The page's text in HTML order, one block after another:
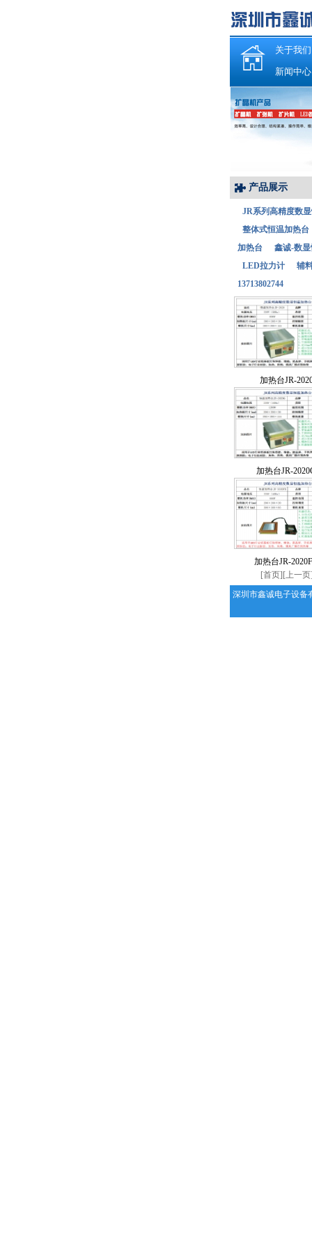
关于我们
新闻中心
产品展示
JR系列高精度数
整体式恒温加热台
加热台
鑫诚-数
LED拉力计
辅
13713802744
加热台JR-
加热台JR-
加热台JR-
[首页][上一
深圳市鑫诚电子设